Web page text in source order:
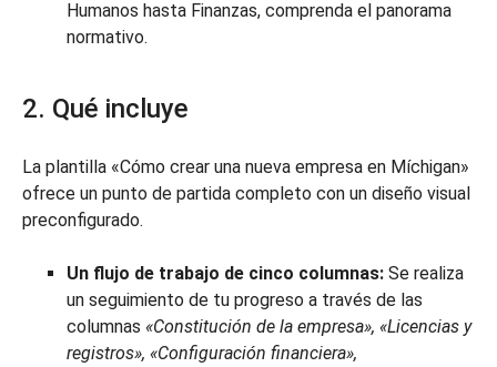
Humanos hasta Finanzas, comprenda el panorama
normativo.
2. Qué incluye
La plantilla «Cómo crear una nueva empresa en Míchigan»
ofrece un punto de partida completo con un diseño visual
preconfigurado.
Un flujo de trabajo de cinco columnas: Se realiza
un seguimiento de tu progreso a través de las
columnas «Constitución de la empresa», «Licencias y
registros», «Configuración financiera»,